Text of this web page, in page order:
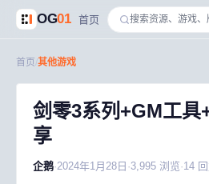
OG01 首页
首页 其他游戏
剑零3系列+GM工具
享
企鹅·2024年1月28日 ·3,995 浏览·14